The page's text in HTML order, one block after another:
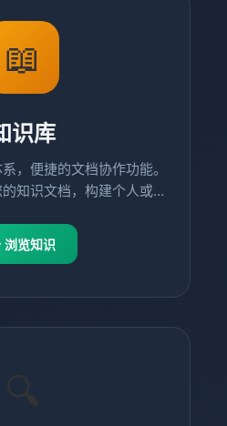
📖
识库
，便捷的文档协作功能。
知识文档，构建个人或团
浏览知识